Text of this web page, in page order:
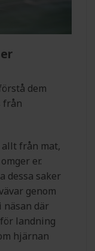
dem
från
allt från mat,
er.
dessa saker
genom
näsan där
landning
hjärnan